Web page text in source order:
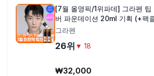
[7월 올영픽/1위파데] 그라펜 팁
버 파운데이션 20ml 기획 (+팩
그라펜
26위 ▼ 18
₩32,000